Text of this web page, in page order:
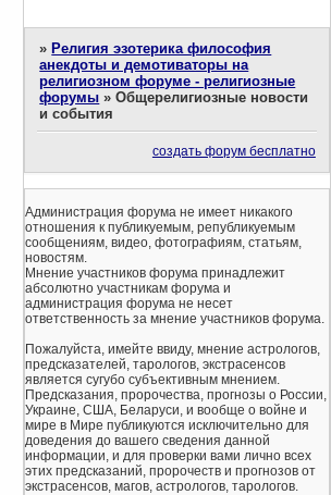
»Религия эзотерика философия
анекдоты и демотиваторы на
религиозном форуме - религиозные
форумы »Общерелигиозные новости
и события
создать форум бесплатно
Администрация форума не имеет никакого
отношения к публикуемым, републикуемым
сообщениям, видео, фотографиям, статьям,
новостям.
Мнение участников форума принадлежит
абсолютно участникам форума и
администрация форума не несет
ответственность за мнение участников форума.
Пожалуйста, имейте ввиду, мнение астрологов,
предсказателей, тарологов, экстрасенсов
является сугубо субъективным мнением.
Предсказания, пророчества, прогнозы о России,
Украине, США, Беларуси, и вообще о войне и
мире в Мире публикуются исключительно для
доведения до вашего сведения данной
информации, и для проверки вами лично всех
этих предсказаний, пророчеств и прогнозов от
экстрасенсов, магов, астрологов, тарологов.